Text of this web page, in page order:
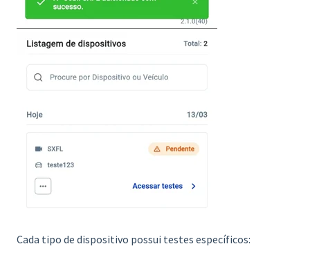
Cada tipo de dispositivo possui testes específicos: